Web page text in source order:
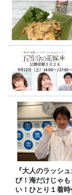
『大人のラッシ
び！海だけじゃ
い！ひとり１着時